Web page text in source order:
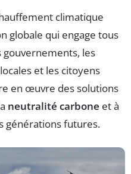
climatique
globale qui engage tous
gouvernements, les
et les citoyens
en œuvre des solutions
neutralité carbone et à
générations futures.